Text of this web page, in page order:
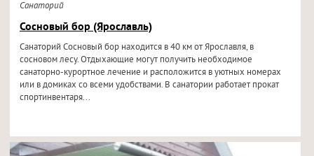
Санаторий
Сосновый бор (Ярославль)
Санаторий Сосновый бор находится в 40 км от Ярославля, в
сосновом лесу. Отдыхающие могут получить необходимое
санаторно-курортное лечение и расположится в уютных номерах
или в домиках со всеми удобствами. В санатории работает прокат
спортинвентаря...